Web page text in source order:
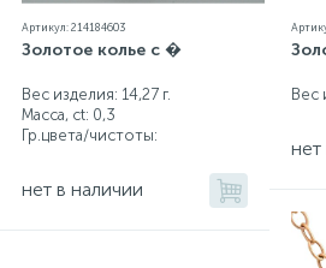
Артикул: 214184603
Золотое колье с �
Вес изделия: 14,27 г.
Масса, ct: 0,3
Гр.цвета/чистоты:
нет в наличии
Вес
нет
Серебряные колье
Серебряные цепочки
Серебряные аксессуары